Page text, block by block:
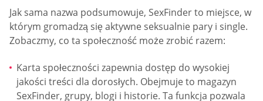
Jak sama nazwa podsumowuje, SexFinder to miejsce, w
którym gromadzą się aktywne seksualnie pary i single.
Zobaczmy, co ta społeczność może zrobić razem:
Karta społeczności zapewnia dostęp do wysokiej
jakości treści dla dorosłych. Obejmuje to magazyn
SexFinder, grupy, blogi i historie. Ta funkcja pozwala